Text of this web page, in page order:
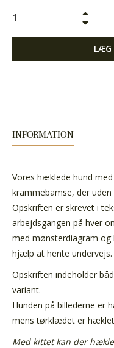
LÆG
INFORMATION
Vores hæklede hund
krammebamse, der
Opskriften er skrevet i
arbejdsgangen på hver
med mønsterdiagram og
hjælp at hente undervejs.
Opskriften indeholder
variant.
Hunden på billederne er
mens tørklædet er hæklet
Med kittet kan der